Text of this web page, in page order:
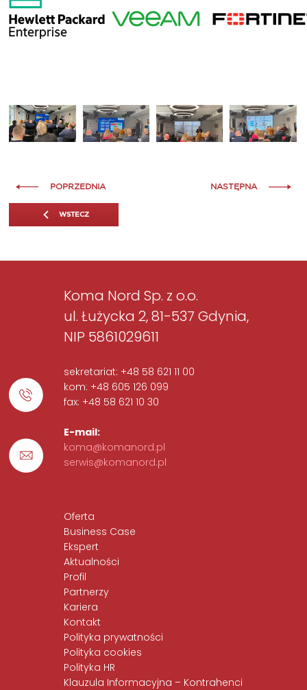
POPRZEDNIA NASTĘPNA
WSTECZ
Koma Nord Sp. z o.o.
ul. Łużycka 2, 81-537 Gdynia,
NIP 5861029611
sekretariat: +48 58 621 11 00
kom: +48 605 126 099
fax: +48 58 621 10 30
E-mail:
koma@komanord.pl
serwis@komanord.pl
Oferta
Business Case
Ekspert
Aktualności
Profil
Partnerzy
Kariera
Kontakt
Polityka prywatności
Polityka cookies
Polityka HR
Klauzula Informacyjna – Kontrahenci